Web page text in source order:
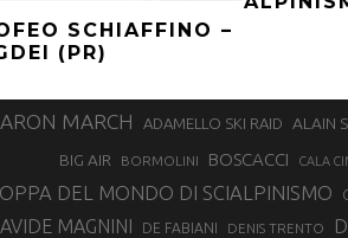
SCHIAFFINO –
(PR)
MARCH ADAMELLO SKI RAID ALAIN
BIG AIR
BORMOLINI BOSCACCI CALA
DEL MONDO DI SCIALPINISMO
MAGNINI DE FABIANI DENIS TRENTO